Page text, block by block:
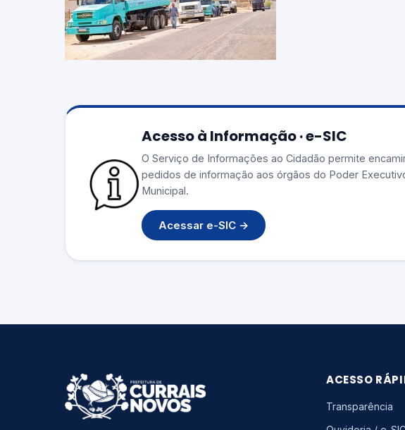
Acesso à Informação · e-SIC
O Serviço de Informações ao Cidadão permite
pedidos de informação aos órgãos do Poder
Municipal.
Acessar e-SIC →
ACESSO
Transparência